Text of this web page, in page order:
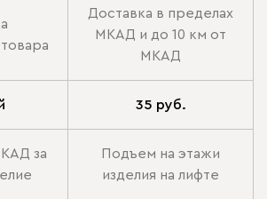
Доставка в пределах
МКАД и до 10 км от
МКАД
35 руб.
за
Подъем на этажи
изделия на лифте